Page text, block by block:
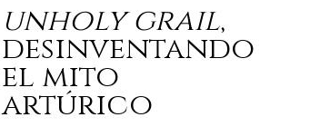
unholy grail,
desinventando
el mito
artúrico